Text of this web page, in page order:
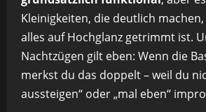
Kleinigkeiten, die deutlich
alles auf Hochglanz getrimmt ist.
Nachtzügen gilt eben: Wenn die
merkst du das doppelt – weil du
aussteigen“ oder „mal eben“